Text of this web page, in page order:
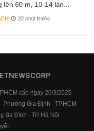
lên 60 m, 10-14 làn...
22 phút trước
cấp ngày 20/3/2026
Phường Gia Định - TP.HCM
Ba Đình - TP. Hà Nội